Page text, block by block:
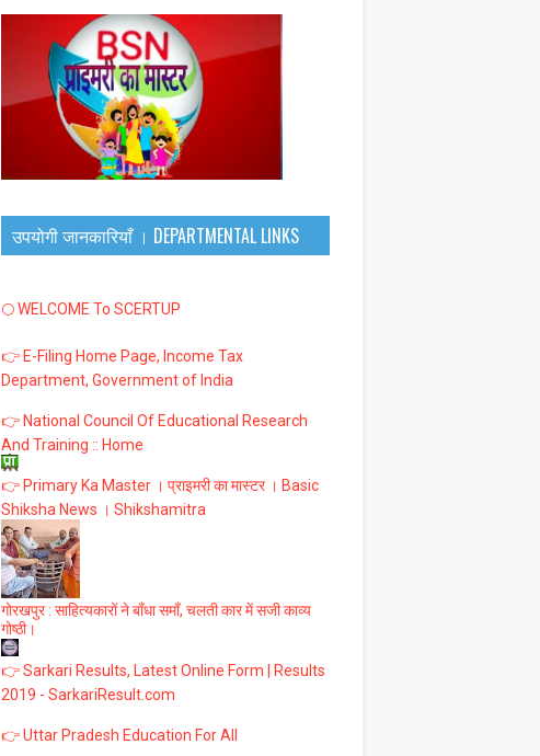
उपयोगी जानकारियाँ । DEPARTMENTAL LINKS
🌕 WELCOME To SCERTUP
👉 E-Filing Home Page, Income Tax
Department, Government of India
👉 National Council Of Educational Research
And Training :: Home
👉 Primary Ka Master । प्राइमरी का मास्टर । Basic
Shiksha News । Shikshamitra
गोरखपुर : साहित्यकारों ने बाँधा समाँ, चलती कार में सजी काव्य
गोष्ठी।
👉 Sarkari Results, Latest Online Form | Results
2019 - SarkariResult.com
👉 Uttar Pradesh Education For All